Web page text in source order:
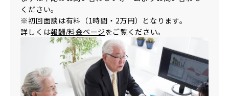
ください。
※初回面談は有料（1時間・2万円）となります。
詳しくは報酬/料金ページをご覧ください。